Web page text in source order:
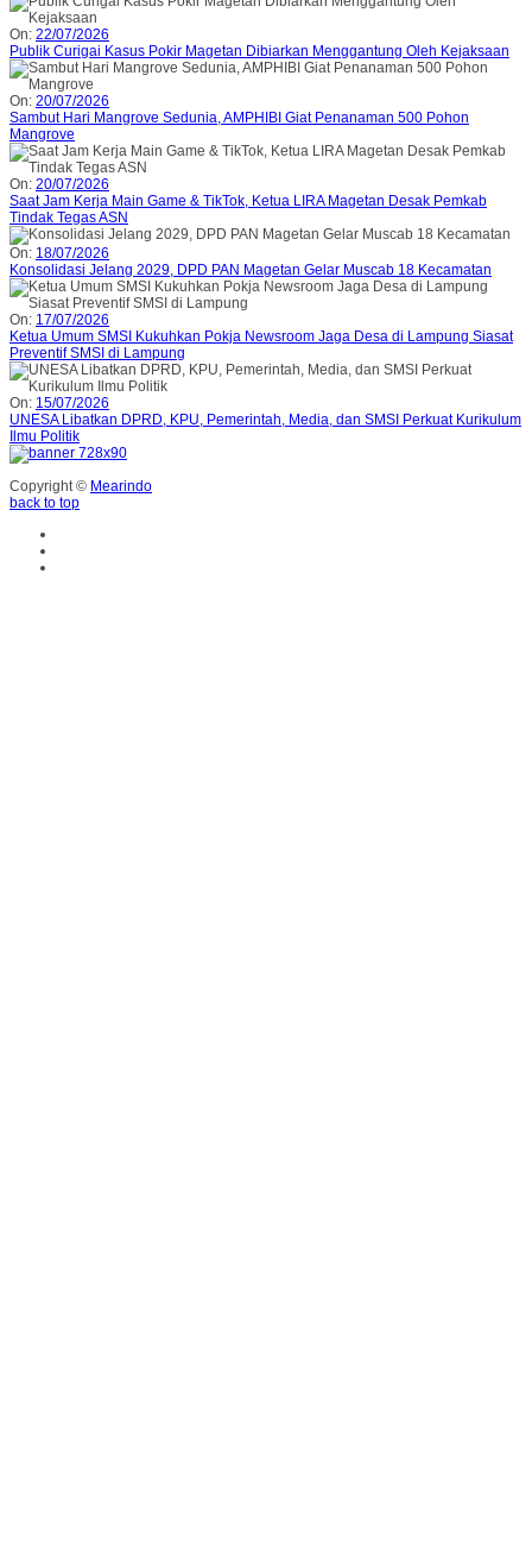
On: 22/07/2026
Publik Curigai Kasus Pokir Magetan Dibiarkan Menggantung Oleh Kejaksaan
On: 20/07/2026
Sambut Hari Mangrove Sedunia, AMPHIBI Giat Penanaman 500 Pohon
Mangrove
On: 20/07/2026
Saat Jam Kerja Main Game & TikTok, Ketua LIRA Magetan Desak Pemkab
Tindak Tegas ASN
On: 18/07/2026
Konsolidasi Jelang 2029, DPD PAN Magetan Gelar Muscab 18 Kecamatan
On: 17/07/2026
Ketua Umum SMSI Kukuhkan Pokja Newsroom Jaga Desa di Lampung Siasat
Preventif SMSI di Lampung
On: 15/07/2026
UNESA Libatkan DPRD, KPU, Pemerintah, Media, dan SMSI Perkuat Kurikulum
Ilmu Politik
Copyright © Mearindo
back to top